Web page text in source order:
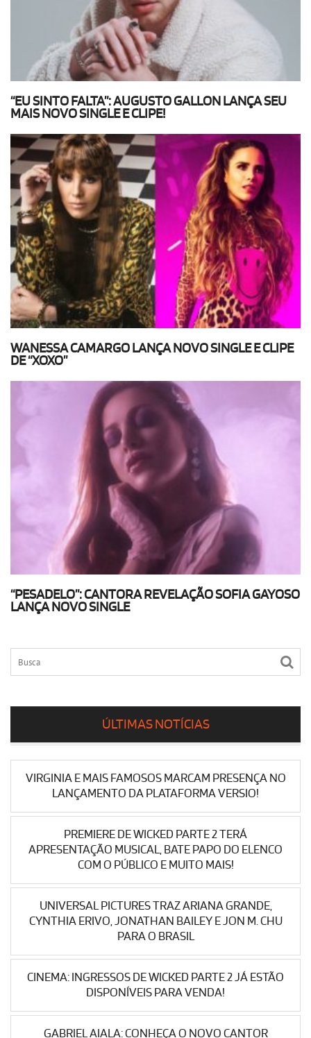
“EU SINTO FALTA”: AUGUSTO GALLON LANÇA SEU
MAIS NOVO SINGLE E CLIPE!
WANESSA CAMARGO LANÇA NOVO SINGLE E CLIPE
DE “XOXO”
“PESADELO”: CANTORA REVELAÇÃO SOFIA GAYOSO
LANÇA NOVO SINGLE
ÚLTIMAS NOTÍCIAS
VIRGINIA E MAIS FAMOSOS MARCAM PRESENÇA NO
LANÇAMENTO DA PLATAFORMA VERSIO!
PREMIERE DE WICKED PARTE 2 TERÁ
APRESENTAÇÃO MUSICAL, BATE PAPO DO ELENCO
COM O PÚBLICO E MUITO MAIS!
UNIVERSAL PICTURES TRAZ ARIANA GRANDE,
CYNTHIA ERIVO, JONATHAN BAILEY E JON M. CHU
PARA O BRASIL
CINEMA: INGRESSOS DE WICKED PARTE 2 JÁ ESTÃO
DISPONÍVEIS PARA VENDA!
GABRIEL AIALA: CONHEÇA O NOVO CANTOR